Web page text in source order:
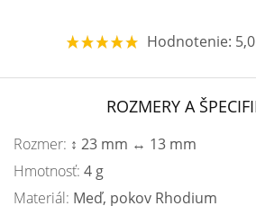
Hodnotenie:
ROZMERY A
Rozmer: ↕ 23 mm ↔ 13 mm
Hmotnosť: 4 g
Materiál: Meď, pokov Rhodium